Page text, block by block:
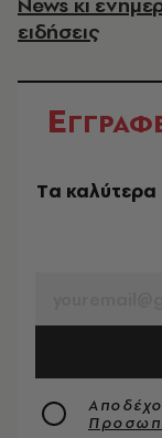
ειδήσεις
Ε
Tα καλύτερα